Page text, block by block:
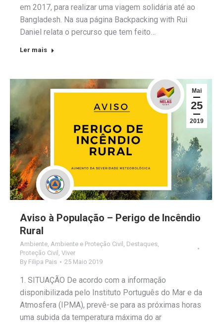
em 2017, para realizar uma viagem solidária até ao
Bangladesh. Na sua página Backpacking with Rui
Daniel relata o percurso que tem feito…
Ler mais
Mai
25
2019
Aviso à População – Perigo de Incêndio
Rural
Ambiente Ambiente e Proteção Civil Destaques
Proteção Civil
Viver
By Filipa Pais 25 Maio 2019
1. SITUAÇÃO De acordo com a informação
disponibilizada pelo Instituto Português do Mar e da
Atmosfera (IPMA), prevê-se para as próximas horas
uma subida da temperatura máxima do ar